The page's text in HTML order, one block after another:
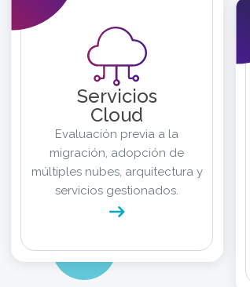
Servicios
Cloud
Evaluación previa a la
migración, adopción de
múltiples nubes, arquitectura y
servicios gestionados.